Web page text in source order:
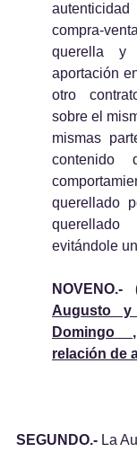
compra-
querella y
aportación
otro
sobre el
mismas
contenido
querellado
evitándole
NOVENO.-
Augusto
Domingo
relación de
SEGUNDO.- La